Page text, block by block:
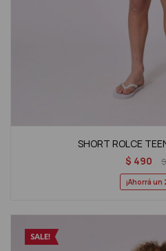
SHORT ROLCE
$ 490 $